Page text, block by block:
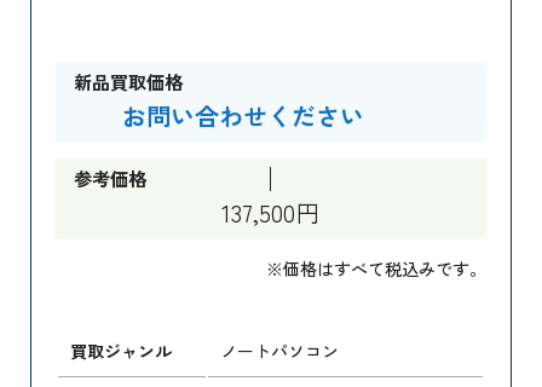
新品買取価格
お問い合わせください
参考価格
137,500円
※価格はすべて税込みです。
買取ジャンル ノートパソコン